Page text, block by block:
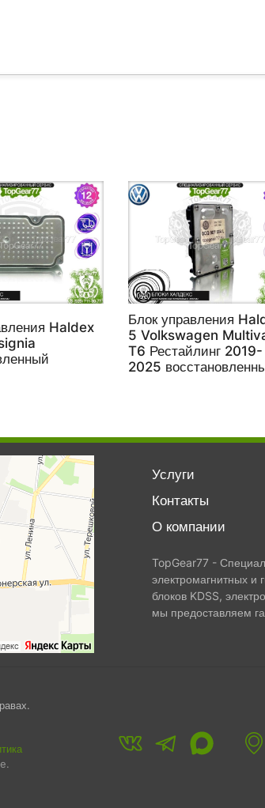
Haldex
Блок управления
5 Volkswagen
T6 Рестайлинг 2019-
2025
Услуги
Контакты
О компании
TopGear77 -
электромагнитных и
блоков KDSS,
мы предоставляем